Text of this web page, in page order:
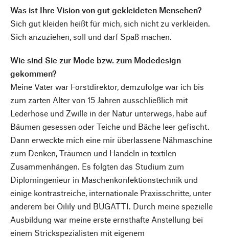
Was ist Ihre Vision von gut gekleideten Menschen?
Sich gut kleiden heißt für mich, sich nicht zu verkleiden.
Sich anzuziehen, soll und darf Spaß machen.
Wie sind Sie zur Mode bzw. zum Modedesign
gekommen?
Meine Vater war Forstdirektor, demzufolge war ich bis
zum zarten Alter von 15 Jahren ausschließlich mit
Lederhose und Zwille in der Natur unterwegs, habe auf
Bäumen gesessen oder Teiche und Bäche leer gefischt.
Dann erweckte mich eine mir überlassene Nähmaschine
zum Denken, Träumen und Handeln in textilen
Zusammenhängen. Es folgten das Studium zum
Diplomingenieur in Maschenkonfektionstechnik und
einige kontrastreiche, internationale Praxisschritte, unter
anderem bei Oilily und BUGATTI. Durch meine spezielle
Ausbildung war meine erste ernsthafte Anstellung bei
einem Strickspezialisten mit eigenem